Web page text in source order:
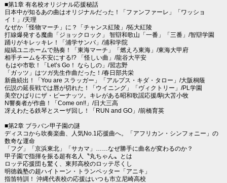
■第1章 有名校オリジナル応援秘話
日本中が知るあの曲はオリジナルだった！「ファンファーレ」「ワッショ
イ！」/天理
なぜか「怪物マーチ」に？「チャンス紅陵」/拓大紅陵
打線爆発する魔曲「ジョックロック」 智辯和歌山「一番」「三番」/智辯学園
踊りがキレッキレ！「浦学サンバ」/浦和学院
縦縞ユニホームで熱奏！「東海マーチ」「燃えろ東海」/東海大甲府
相手チームを不安にする!? 「怪しい曲」/龍谷大平安
もはや市歌！「Let’s Go！ ならしの」/習志野
「ガッツ」はツガ先生作曲だった！/春日部共栄
新曲続出！「You are スラッガー」「アルプス・キダ・タロー」/大阪桐蔭
伝説の延長戦では唇が切れた！「ウイニング」「ヴィクトリー」/PL学園
美空ひばりにザ・ピーナッツ。キレがある昭和歌謡応援/駒大苫小牧
N響奏者が作曲！「Come on!!」/日大三高
冴えわたる鉄琴とスーザ回し！「RUN and GO」/前橋育英
■第2章 ブラバン甲子園の謎
ディスコから吹奏楽曲、人気No.1応援曲へ。「アフリカン・シンフォニー」の
数奇な運命
「フグ」「京浜東北」「サカマ」……なぜ勝手に曲名が変わるのか？
甲子園で指揮を振る超有名人〝丸ちゃん〟とは
ロッテ応援団も驚く、東邦高校のロッテ尽くし
明徳義塾の超ハイトーン・トランペッター「アニキ」
指笛特訓！ 沖縄代表校の応援はいつも市立尼崎高校